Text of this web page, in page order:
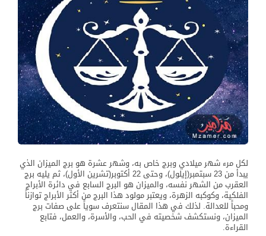
لكل مرء شهر ميلادي وبرج خاص به، وشهر عشرة هو برج الميزان الذي
يبدأ من 23 سبتمبر(إيلول)، وحتى 22 أكتوبر(تشرين الأول)، ثم يليه برج
العقرب من الشهر نفسه، والميزان هو البرج السابع في دائرة الأبراج
الفلكية، وكوكبه الزهرة، ويعتبر مولود هذا البرج من أكثر الأبراج توازناً
ومحباً للعدالة. لذلك في هذا المقال سنتعرف سوياً على صفات برج
الميزان، ونستكشف شخصيته في الحب، والأسرة، والعمل، فتابع
القراءة.